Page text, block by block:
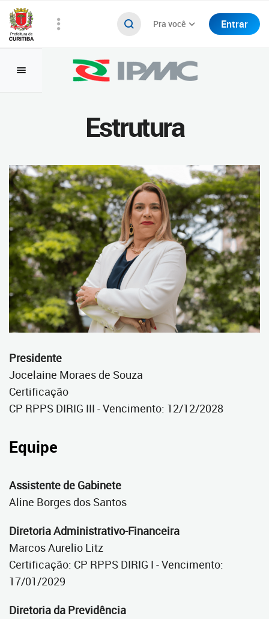
Pra você Entrar
Estrutura
Presidente
Jocelaine Moraes de Souza
Certificação
CP RPPS DIRIG III - Vencimento: 12/12/2028
Equipe
Assistente de Gabinete
Aline Borges dos Santos
Diretoria Administrativo-Financeira
Marcos Aurelio Litz
Certificação: CP RPPS DIRIG I - Vencimento:
17/01/2029
Diretoria da Previdência